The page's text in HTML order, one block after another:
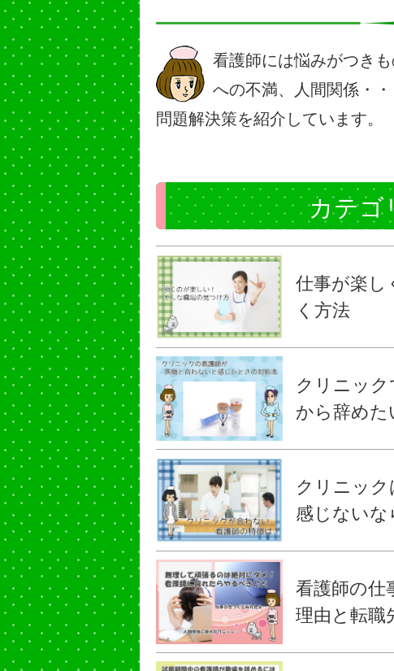
看護師には悩みがつき
への不満、人間関係・
問題解決策を紹介しています。
カテゴ
仕事が楽し
く方法
クリニッ
から辞めた
クリニッ
感じないな
看護師の仕
理由と転職